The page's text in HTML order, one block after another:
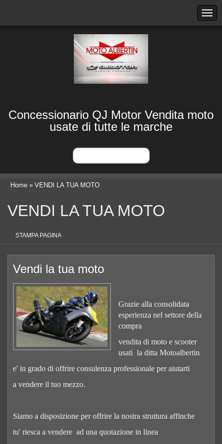
Concessionario QJ Motor Vendita moto
usate di tutte le marche
Home » VENDI LA TUA MOTO
VENDI LA TUA MOTO
STAMPA PAGINA
Vendi la tua moto
Grazie alla consolidata
esperienza nel settore della
compra
vendita di moto e scooter
usati la ditta Motoalbertin
e' in grado di offrire consulenza professionale per aiutarti
a vendere il tuo mezzo.
Siamo a disposizione per offrire la nostra struttura affinche
tu' riesca a vendere ad una quotazione in linea